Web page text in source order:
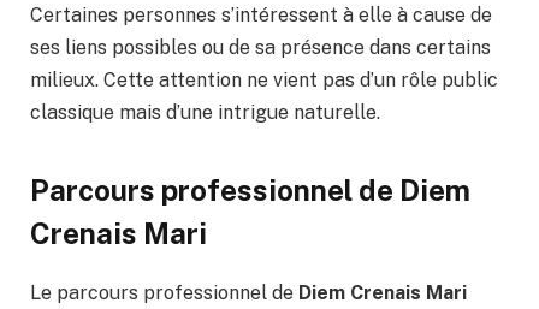
Certaines personnes s’intéressent à elle à cause de
ses liens possibles ou de sa présence dans certains
milieux. Cette attention ne vient pas d’un rôle public
classique mais d’une intrigue naturelle.
Parcours professionnel de Diem
Crenais Mari
Le parcours professionnel de Diem Crenais Mari